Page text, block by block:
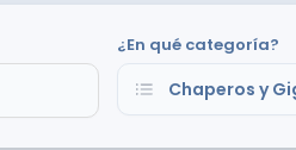
¿En qué categoría?